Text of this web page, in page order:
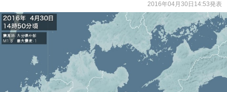
2016年04月30日14:53発表